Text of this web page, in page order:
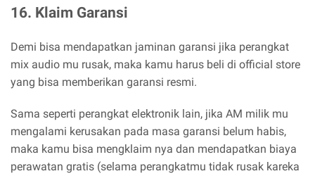
16. Klaim Garansi
Demi bisa mendapatkan jaminan garansi jika perangkat
mix audio mu rusak, maka kamu harus beli di official store
yang bisa memberikan garansi resmi.
Sama seperti perangkat elektronik lain, jika AM milik mu
mengalami kerusakan pada masa garansi belum habis,
maka kamu bisa mengklaim nya dan mendapatkan biaya
perawatan gratis (selama perangkatmu tidak rusak kareka